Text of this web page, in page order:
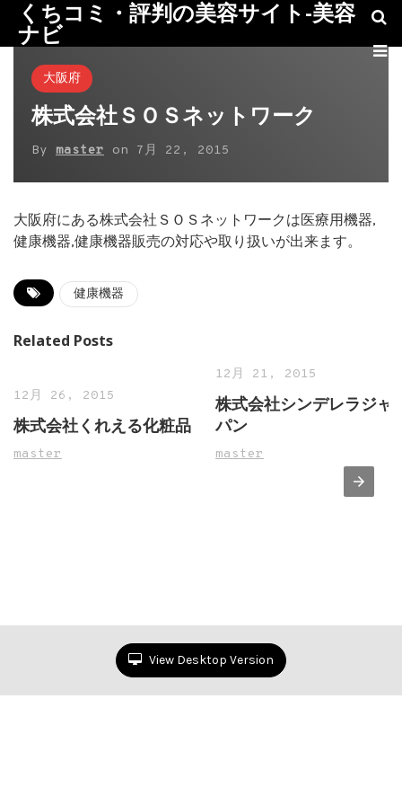
くちコミ・評判の美容サイト-美容
ナビ
大阪府
株式会社ＳＯＳネットワーク
By master on 7月 22, 2015
大阪府にある株式会社ＳＯＳネットワークは医療用機器,
健康機器,健康機器販売の対応や取り扱いが出来ます。
健康機器
Related Posts
12月 26, 2015
株式会社くれえる化粧品
master
12月 21, 2015
株式会社シンデレラジャ
パン
master
View Desktop Version